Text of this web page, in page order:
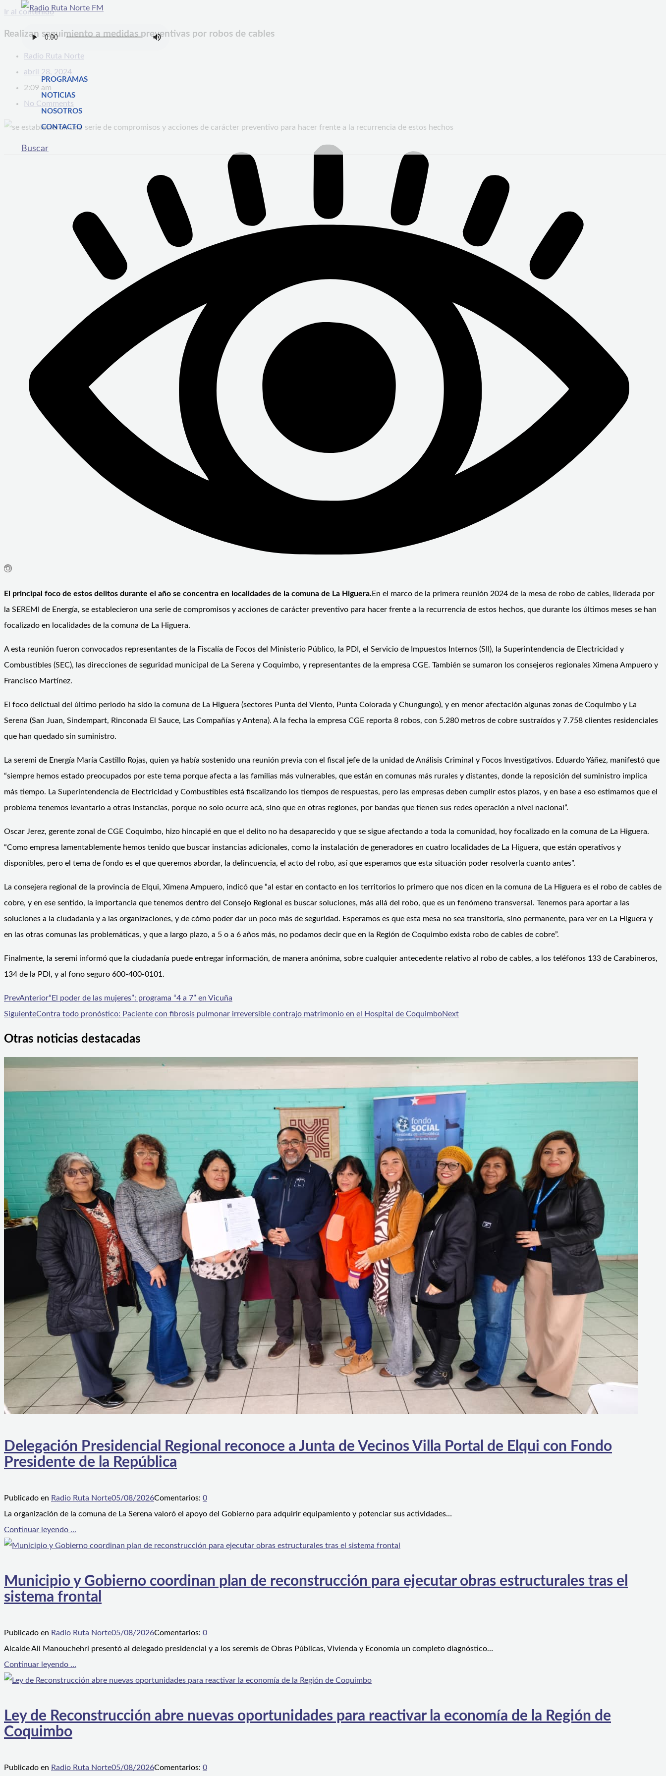
Ir al contenido
PROGRAMAS
NOTICIAS
NOSOTROS
CONTACTO
Buscar
Realizan seguimiento a medidas preventivas por robos de cables
Radio Ruta Norte
abril 28, 2024
2:09 am
No Comments
El principal foco de estos delitos durante el año se concentra en localidades de la comuna de La Higuera. En el marco de la primera reunión 2024 de la mesa de robo de cables, liderada por
la SEREMI de Energía, se establecieron una serie de compromisos y acciones de carácter preventivo para hacer frente a la recurrencia de estos hechos, que durante los últimos meses se han
focalizado en localidades de la comuna de La Higuera.
A esta reunión fueron convocados representantes de la Fiscalía de Focos del Ministerio Público, la PDI, el Servicio de Impuestos Internos (SII), la Superintendencia de Electricidad y
Combustibles (SEC), las direcciones de seguridad municipal de La Serena y Coquimbo, y representantes de la empresa CGE. También se sumaron los consejeros regionales Ximena Ampuero y
Francisco Martínez.
El foco delictual del último periodo ha sido la comuna de La Higuera (sectores Punta del Viento, Punta Colorada y Chungungo), y en menor afectación algunas zonas de Coquimbo y La
Serena (San Juan, Sindempart, Rinconada El Sauce, Las Compañías y Antena). A la fecha la empresa CGE reporta 8 robos, con 5.280 metros de cobre sustraídos y 7.758 clientes residenciales
que han quedado sin suministro.
La seremi de Energía María Castillo Rojas, quien ya había sostenido una reunión previa con el fiscal jefe de la unidad de Análisis Criminal y Focos Investigativos. Eduardo Yáñez, manifestó que
“siempre hemos estado preocupados por este tema porque afecta a las familias más vulnerables, que están en comunas más rurales y distantes, donde la reposición del suministro implica
más tiempo. La Superintendencia de Electricidad y Combustibles está fiscalizando los tiempos de respuestas, pero las empresas deben cumplir estos plazos, y en base a eso estimamos que el
problema tenemos levantarlo a otras instancias, porque no solo ocurre acá, sino que en otras regiones, por bandas que tienen sus redes operación a nivel nacional”.
Oscar Jerez, gerente zonal de CGE Coquimbo, hizo hincapié en que el delito no ha desaparecido y que se sigue afectando a toda la comunidad, hoy focalizado en la comuna de La Higuera.
“Como empresa lamentablemente hemos tenido que buscar instancias adicionales, como la instalación de generadores en cuatro localidades de La Higuera, que están operativos y
disponibles, pero el tema de fondo es el que queremos abordar, la delincuencia, el acto del robo, así que esperamos que esta situación poder resolverla cuanto antes”.
La consejera regional de la provincia de Elqui, Ximena Ampuero, indicó que “al estar en contacto en los territorios lo primero que nos dicen en la comuna de La Higuera es el robo de cables de
cobre, y en ese sentido, la importancia que tenemos dentro del Consejo Regional es buscar soluciones, más allá del robo, que es un fenómeno transversal. Tenemos para aportar a las
soluciones a la ciudadanía y a las organizaciones, y de cómo poder dar un poco más de seguridad. Esperamos es que esta mesa no sea transitoria, sino permanente, para ver en La Higuera y
en las otras comunas las problemáticas, y que a largo plazo, a 5 o a 6 años más, no podamos decir que en la Región de Coquimbo exista robo de cables de cobre”.
Finalmente, la seremi informó que la ciudadanía puede entregar información, de manera anónima, sobre cualquier antecedente relativo al robo de cables, a los teléfonos 133 de Carabineros,
134 de la PDI, y al fono seguro 600-400-0101.
PrevAnterior“El poder de las mujeres”: programa “4 a 7” en Vicuña
SiguienteContra todo pronóstico: Paciente con fibrosis pulmonar irreversible contrajo matrimonio en el Hospital de CoquimboNext
Otras noticias destacadas
Delegación Presidencial Regional reconoce a Junta de Vecinos Villa Portal de Elqui con Fondo
Presidente de la República
Publicado en Radio Ruta Norte05/08/2026Comentarios: 0
La organización de la comuna de La Serena valoró el apoyo del Gobierno para adquirir equipamiento y potenciar sus actividades…
Continuar leyendo ...
Municipio y Gobierno coordinan plan de reconstrucción para ejecutar obras estructurales tras el
sistema frontal
Publicado en Radio Ruta Norte05/08/2026Comentarios: 0
Alcalde Ali Manouchehri presentó al delegado presidencial y a los seremis de Obras Públicas, Vivienda y Economía un completo diagnóstico…
Continuar leyendo ...
Ley de Reconstrucción abre nuevas oportunidades para reactivar la economía de la Región de
Coquimbo
Publicado en Radio Ruta Norte05/08/2026Comentarios: 0